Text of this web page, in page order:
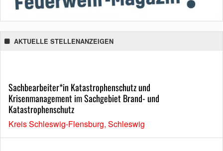
AKTUELLE STELLENANZEIGEN
Sachbearbeiter*in Katastrophenschutz und
Krisenmanagement im Sachgebiet Brand- und
Katastrophenschutz
Kreis Schleswig-Flensburg, Schleswig